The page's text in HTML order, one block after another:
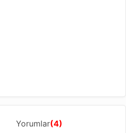
Yorumlar(4)